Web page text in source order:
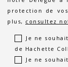
protection de
plus, consultez
Je ne
de Hachette
Je ne